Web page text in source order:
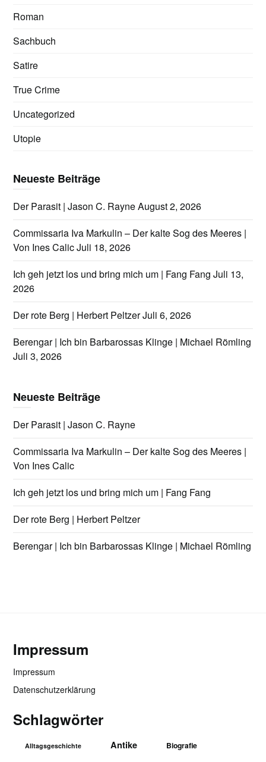
Roman
Sachbuch
Satire
True Crime
Uncategorized
Utopie
Neueste Beiträge
Der Parasit | Jason C. RayneAugust 2, 2026
Commissaria Iva Markulin – Der kalte Sog des Meeres |
Von Ines CalicJuli 18, 2026
Ich geh jetzt los und bring mich um | Fang Fang Juli 13,
2026
Der rote Berg | Herbert PeltzerJuli 6, 2026
Berengar | Ich bin Barbarossas Klinge | Michael Römling
Juli 3, 2026
Neueste Beiträge
Der Parasit | Jason C. Rayne
Commissaria Iva Markulin – Der kalte Sog des Meeres |
Von Ines Calic
Ich geh jetzt los und bring mich um | Fang Fang
Der rote Berg | Herbert Peltzer
Berengar | Ich bin Barbarossas Klinge | Michael Römling
Impressum
Impressum
Datenschutzerklärung
Schlagwörter
Alltagsgeschichte Antike Biografie